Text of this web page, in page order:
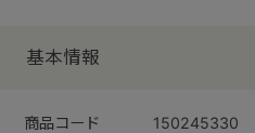
基本情報
商品コード 150245330